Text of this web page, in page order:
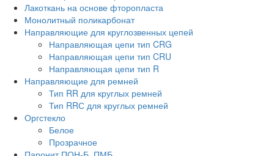
Лакоткань на основе фторопласта
Монолитный поликарбонат
Направляющие для круглозвенных цепей
Направляющая цепи тип CRG
Направляющая цепи тип CRU
Направляющая цепи тип R
Направляющие для ремней
Тип RR для круглых ремней
Тип RRС для круглых ремней
Оргстекло
Белое
Прозрачное